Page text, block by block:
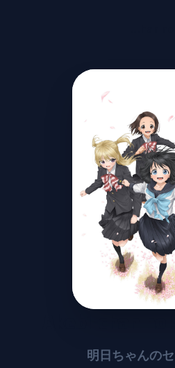
Akebi-chan
明日ちゃんの